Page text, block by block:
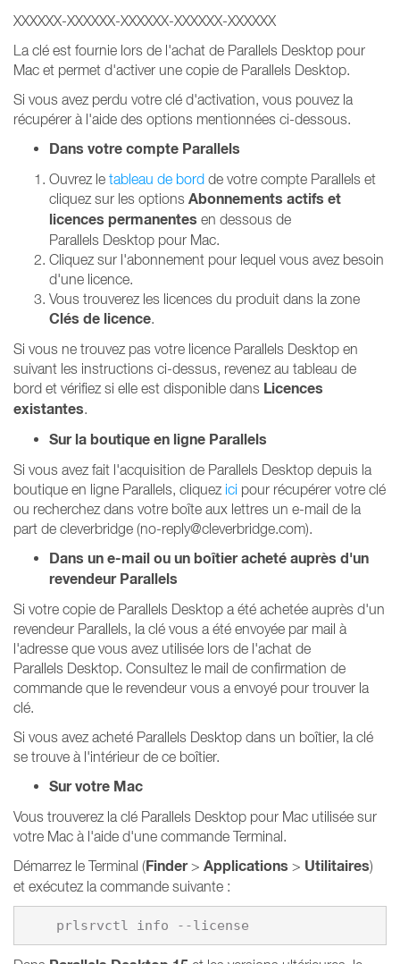
XXXXXX-XXXXXX-XXXXXX-XXXXXX-XXXXXX
La clé est fournie lors de l'achat de Parallels Desktop pour
Mac et permet d'activer une copie de Parallels Desktop.
Si vous avez perdu votre clé d'activation, vous pouvez la
récupérer à l'aide des options mentionnées ci-dessous.
Dans votre compte Parallels
Ouvrez le tableau de bord de votre compte Parallels et
cliquez sur les options Abonnements actifs et
licences permanentes en dessous de
Parallels Desktop pour Mac.
Cliquez sur l'abonnement pour lequel vous avez besoin
d'une licence.
Vous trouverez les licences du produit dans la zone
Clés de licence.
Si vous ne trouvez pas votre licence Parallels Desktop en
suivant les instructions ci-dessus, revenez au tableau de
bord et vérifiez si elle est disponible dans Licences
existantes.
Sur la boutique en ligne Parallels
Si vous avez fait l'acquisition de Parallels Desktop depuis la
boutique en ligne Parallels, cliquez ici pour récupérer votre clé
ou recherchez dans votre boîte aux lettres un e-mail de la
part de cleverbridge (no-reply@cleverbridge.com).
Dans un e-mail ou un boîtier acheté auprès d'un
revendeur Parallels
Si votre copie de Parallels Desktop a été achetée auprès d'un
revendeur Parallels, la clé vous a été envoyée par mail à
l'adresse que vous avez utilisée lors de l'achat de
Parallels Desktop. Consultez le mail de confirmation de
commande que le revendeur vous a envoyé pour trouver la
clé.
Si vous avez acheté Parallels Desktop dans un boîtier, la clé
se trouve à l'intérieur de ce boîtier.
Sur votre Mac
Vous trouverez la clé Parallels Desktop pour Mac utilisée sur
votre Mac à l'aide d'une commande Terminal.
Démarrez le Terminal (Finder> Applications > Utilitaires)
et exécutez la commande suivante :
    prlsrvctl info --license